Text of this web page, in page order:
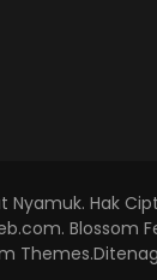
Nyamuk. Hak
. Blossom
Themes